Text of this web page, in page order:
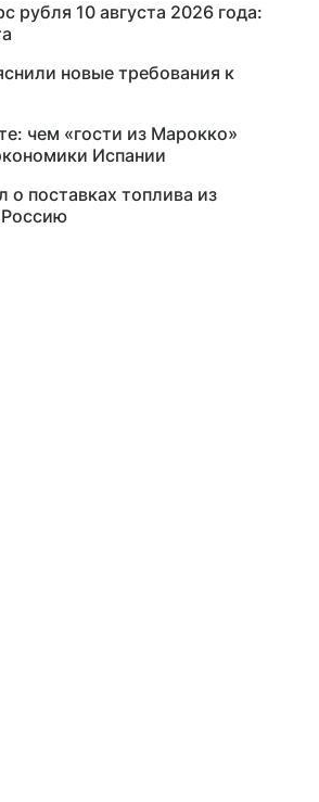
рубля 10 августа 2026 года:
новые требования к
чем «гости из Марокко»
Испании
о поставках топлива из